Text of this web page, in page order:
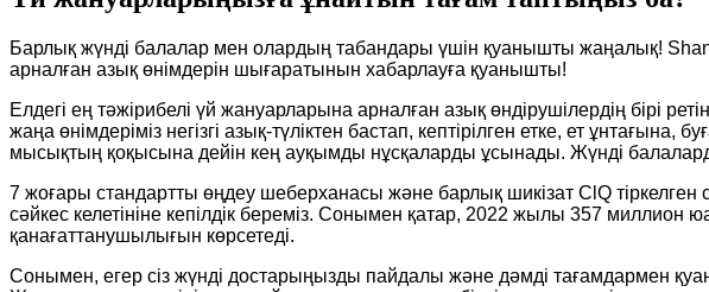
Барлық жүнді балалар мен олардың табандары үшін қуанышты жаңалық!
арналған азық өнімдерін шығаратынын хабарлауға қуанышты!
Елдегі ең тәжірибелі үй жануарларына арналған азық өндірушілердің бірі
жаңа өнімдеріміз негізгі азық-түліктен бастап, кептірілген етке, ет
мысықтың қоқысына дейін кең ауқымды нұсқаларды ұсынады. Жүнді
7 жоғары стандартты өңдеу шеберханасы және барлық шикізат ClQ тіркелген
сәйкес келетініне кепілдік береміз. Сонымен қатар, 2022 жылы 357
қанағаттанушылығын көрсетеді.
Сонымен, егер сіз жүнді достарыңызды пайдалы және дәмді тағамдармен